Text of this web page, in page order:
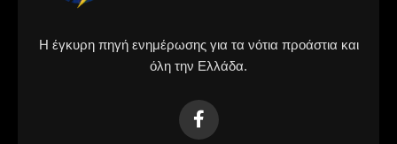
Η έγκυρη πηγή ενημέρωσης για τα νότια προάστια και
όλη την Ελλάδα.